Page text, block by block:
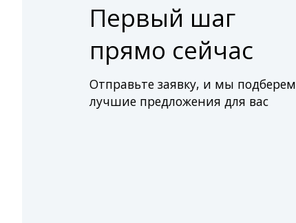
Первый шаг
прямо сейчас
Отправьте заявку, и мы подберем
лучшие предложения для вас